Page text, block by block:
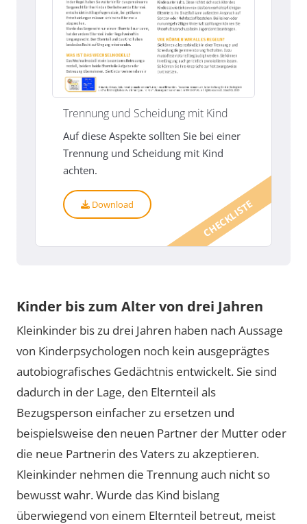
CHECKLISTE
Trennung und Scheidung mit Kind
Auf diese Aspekte sollten Sie bei einer
Trennung und Scheidung mit Kind
achten.
Download
Kinder bis zum Alter von drei Jahren
Kleinkinder bis zu drei Jahren haben nach Aussage
von Kinderpsychologen noch kein ausgeprägtes
autobiografisches Gedächtnis entwickelt. Sie sind
dadurch in der Lage, den Elternteil als
Bezugsperson einfacher zu ersetzen und
beispielsweise den neuen Partner der Mutter oder
die neue Partnerin des Vaters zu akzeptieren.
Kleinkinder nehmen die Trennung auch nicht so
bewusst wahr. Wurde das Kind bislang
überwiegend von einem Elternteil betreut, meist